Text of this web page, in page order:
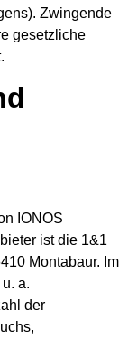
Zwingende
gesetzliche
IONOS
ist die 1&1
Montabaur. Im
a.
der